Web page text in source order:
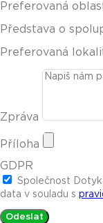
Preferovaná
Představa o
Preferovaná
Zpráva
Příloha
GDPR
Společnost
data v souladu s
Odeslat